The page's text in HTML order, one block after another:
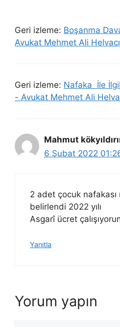
Geri izleme: Boşanma
Avukat Mehmet Ali
Geri izleme: Nafaka İle
- Avukat Mehmet Ali
Mahmut
6 Şubat 2022
2 adet çocuk nafakası
belirlendi 2022 yılı
Asgarî ücret
Yanıtla
Yorum yapın